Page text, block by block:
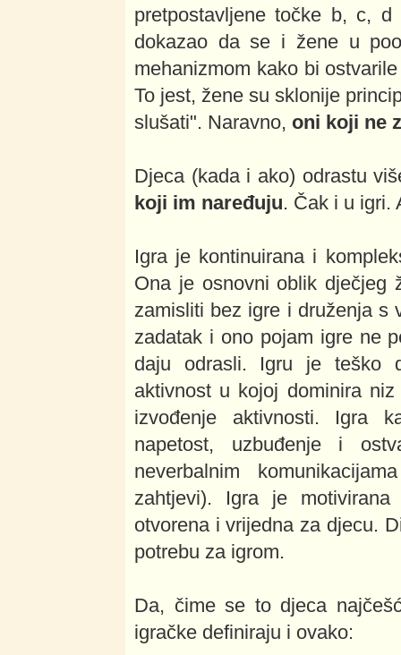
pretpostavljene točke b, c,
dokazao da se i žene u
mehanizmom kako bi
To jest, žene su sklonije
slušati". Naravno, oni koji ne
Djeca (kada i ako) odrastu
koji im naređuju. Čak i u igri.
Igra je kontinuirana i
Ona je osnovni oblik dječjeg
zamisliti bez igre i druženja s
zadatak i ono pojam igre ne
daju odrasli. Igru je teško
aktivnost u kojoj dominira
izvođenje aktivnosti. Igra
napetost, uzbuđenje i
neverbalnim
zahtjevi). Igra je
otvorena i vrijedna za djecu.
potrebu za igrom.
Da, čime se to djeca
igračke definiraju i ovako: